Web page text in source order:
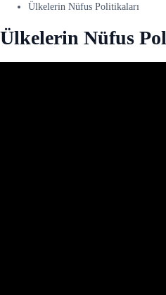
Ülkelerin Nüfus Politikaları
Ülkelerin Nüfus